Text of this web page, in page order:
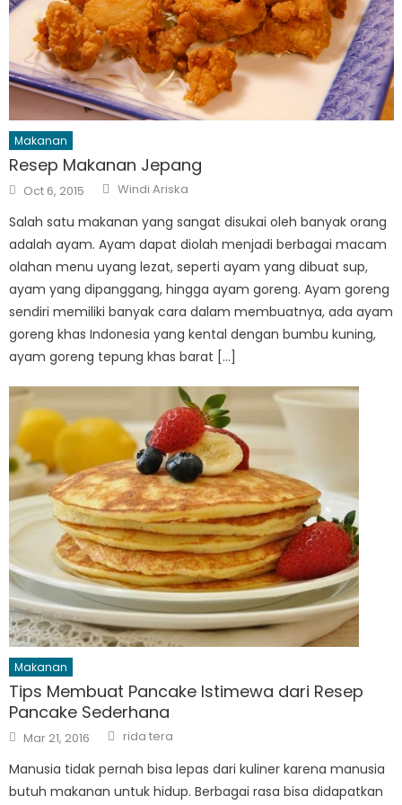
Makanan
Resep Makanan Jepang
Posted
on
Oct 6, 2015 Author
Windi Ariska
Salah satu makanan yang sangat disukai oleh banyak orang
adalah ayam. Ayam dapat diolah menjadi berbagai macam
olahan menu uyang lezat, seperti ayam yang dibuat sup,
ayam yang dipanggang, hingga ayam goreng. Ayam goreng
sendiri memiliki banyak cara dalam membuatnya, ada ayam
goreng khas Indonesia yang kental dengan bumbu kuning,
ayam goreng tepung khas barat […]
Makanan
Tips Membuat Pancake Istimewa dari Resep
Pancake Sederhana
Posted
on
Mar 21, 2016 Author
rida tera
Manusia tidak pernah bisa lepas dari kuliner karena manusia
butuh makanan untuk hidup. Berbagai rasa bisa didapatkan